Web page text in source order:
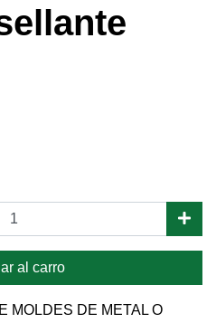
al carro
MOLDES DE METAL O